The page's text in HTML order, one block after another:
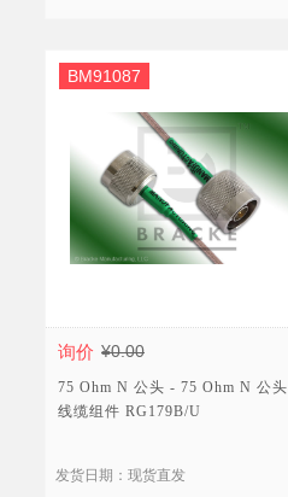
询价 ¥0.00
BM91087
75 Ohm N 公头 - 75 Ohm N 公头
线缆组件 RG179B/U
发货日期：现货直发